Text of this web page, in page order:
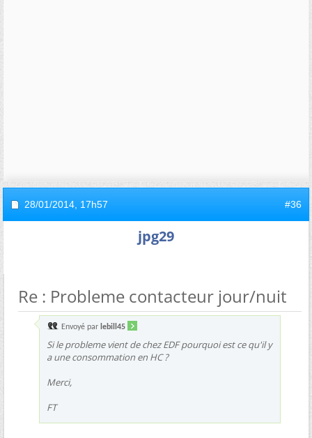
28/01/2014, 17h57 #36
jpg29
Re : Probleme contacteur jour/nuit
Envoyé par lebill45
Si le probleme vient de chez EDF pourquoi est ce qu'il y
a une consommation en HC ?
Merci,
FT